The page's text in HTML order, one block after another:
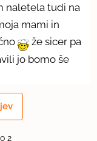
naletela tudi na
mami in
že sicer pa
jo bomo še
2